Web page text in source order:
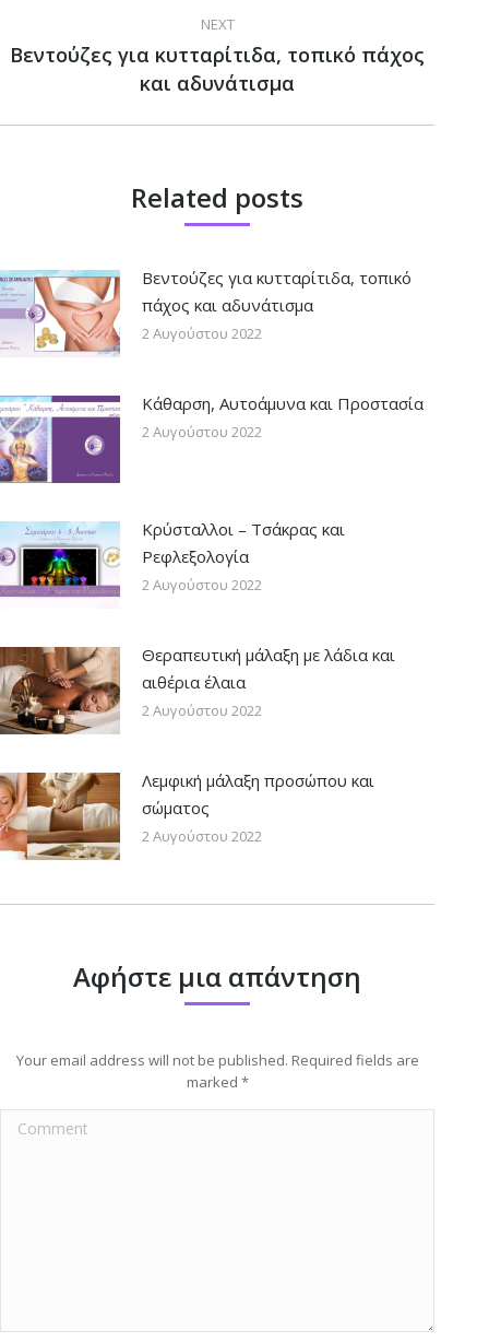
NEXT
Next
post:
Βεντούζες για κυτταρίτιδα, τοπικό πάχος
και αδυνάτισμα
Related posts
Βεντούζες για κυτταρίτιδα, τοπικό
πάχος και αδυνάτισμα
2 Αυγούστου 2022
Κάθαρση, Αυτοάμυνα και Προστασία
2 Αυγούστου 2022
Κρύσταλλοι – Τσάκρας και
Ρεφλεξολογία
2 Αυγούστου 2022
Θεραπευτική μάλαξη με λάδια και
αιθέρια έλαια
2 Αυγούστου 2022
Λεμφική μάλαξη προσώπου και
σώματος
2 Αυγούστου 2022
Αφήστε μια απάντηση
Your email address will not be published. Required fields are
marked *
Comment